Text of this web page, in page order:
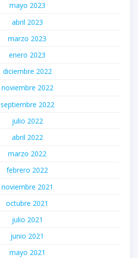
mayo 2023
abril 2023
marzo 2023
enero 2023
diciembre 2022
noviembre 2022
septiembre 2022
julio 2022
abril 2022
marzo 2022
febrero 2022
noviembre 2021
octubre 2021
julio 2021
junio 2021
mayo 2021